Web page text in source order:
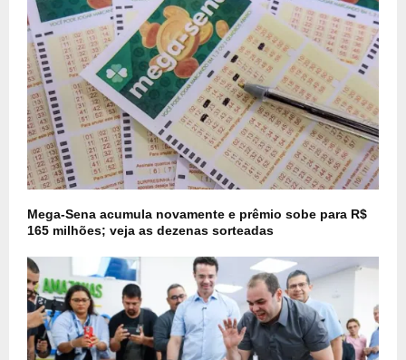
Mega-Sena acumula novamente e prêmio sobe para R$
165 milhões; veja as dezenas sorteadas